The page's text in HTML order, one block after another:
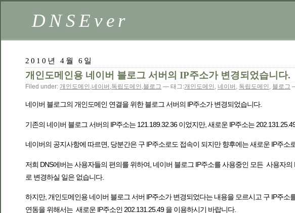
DNSEver
2010년 4월 6일
개인도메인용 네이버 블로그 서버의 IP주소가 변경되었습니다.
Filed under: 개인도메인 ,네이버 ,독립도메인 ,블로그 — 태그:개인도메인 , 네이버 , 독립도메인 , 블로그
네이버 블로그의 개인도메인 연결을 위한 블로그 서버의 IP주소가 변경되었습니다.
기존의 네이버 블로그 서버의 IP주소는 121.189.32.36 이었지만, 새로운 IP주소는
네이버의 공지사항에 따르면, 당분간은 구 IP주소로도 접속이 되지만 향후에는 새로운 IP주소
저희 DNS에버는 사용자들의 편의를 위하여, 네이버 블로그 IP주소를 사용중인 모든 사용자
로 변경하실 일은 없습니다.
하지만, 개인도메인용 네이버 블로그 서버 IP주소가 변경되었다는 내용을 모르시고 구 IP주
연동을 위해서는 새로운 IP주소인 202.131.25.49 을 이용하시기 바랍니다.